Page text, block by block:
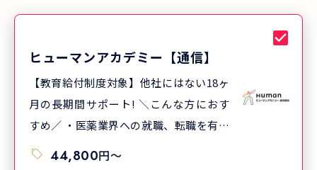
ヒューマンアカデミー【通信】
【教育給付制度対象】他社にはない18ヶ
月の長期間サポート! ＼こんな方におす
すめ／ ・医薬業界への就職、転職を有利
にしたい方 ・初めて登録販売者を学習す
44,800円〜